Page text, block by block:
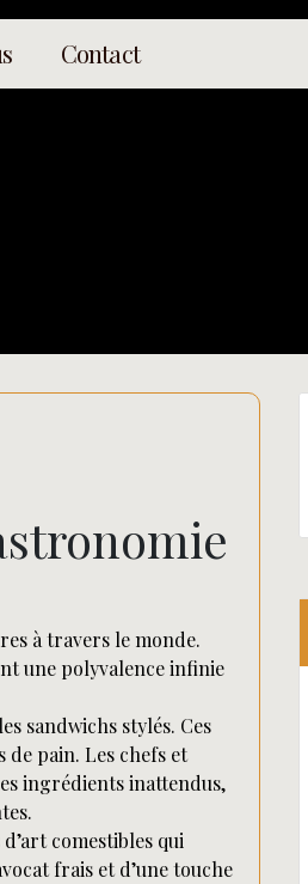
Contact
à travers le monde.
une polyvalence infinie
sandwichs stylés. Ces
pain. Les chefs et
ingrédients inattendus,
comestibles qui
frais et d’une touche